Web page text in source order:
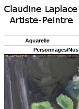
Aquarelle
Personnages/Nus